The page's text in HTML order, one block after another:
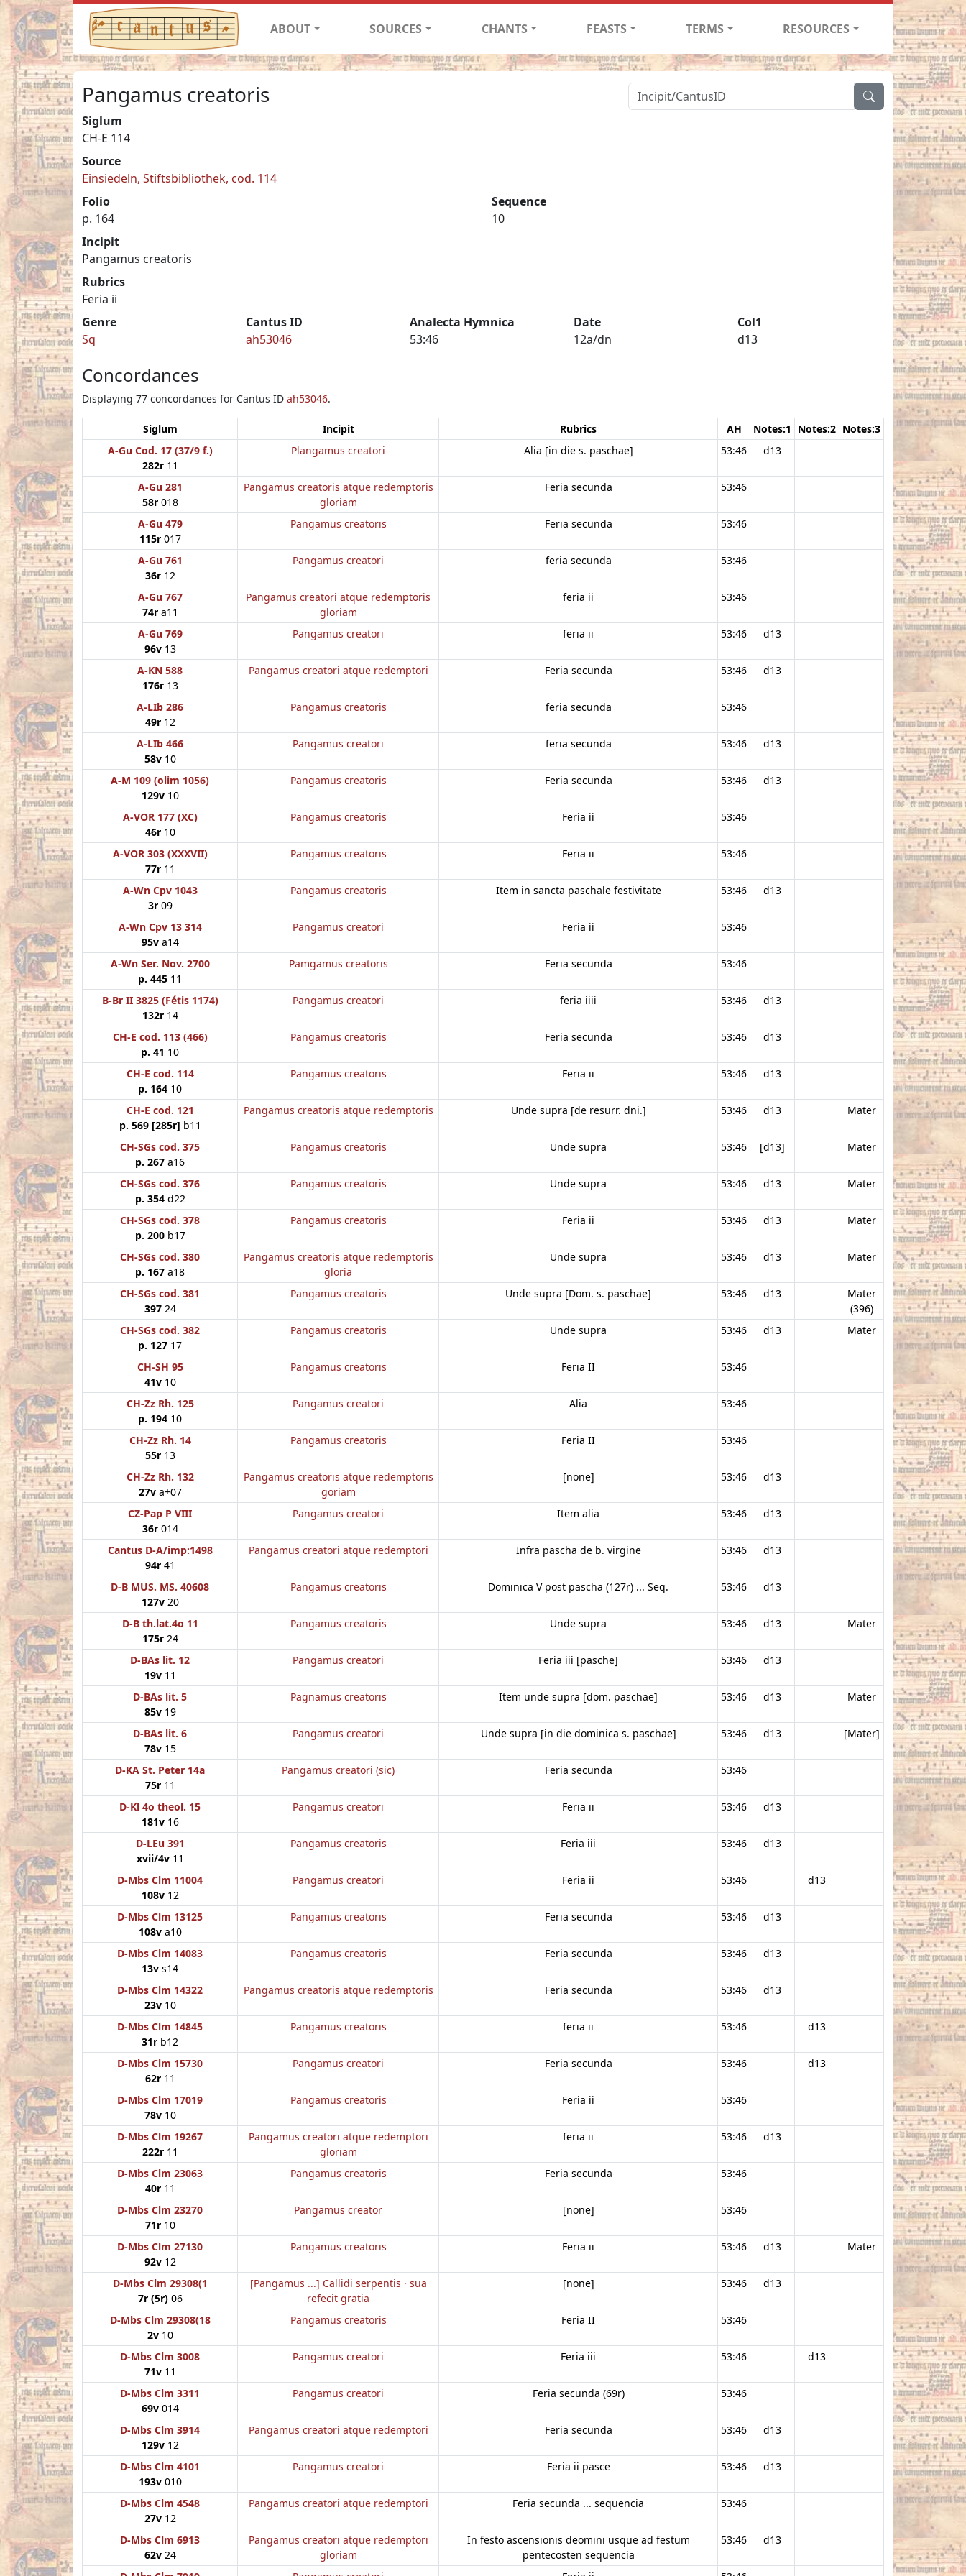
ABOUT SOURCES CHANTS FEASTS TERMS RESOURCES
Pangamus creatoris
Siglum
CH-E 114
Source
Einsiedeln, Stiftsbibliothek, cod. 114
Folio
p. 164
Sequence
10
Incipit
Pangamus creatoris
Rubrics
Feria ii
Genre
Sq
Cantus ID
ah53046
Analecta Hymnica
53:46
Date
12a/dn
Col1
d13
Concordances
Displaying 77 concordances for Cantus ID ah53046.
Siglum Incipit Rubrics AH Notes:1 Notes:2 Notes:3
A-Gu Cod. 17 (37/9 f.)
282r11
Plangamus creatori Alia [in die s. paschae] 53:46 d13
A-Gu 281
58r018
Pangamus creatoris atque redemptoris
gloriam
Feria secunda 53:46
A-Gu 479
115r017
Pangamus creatoris Feria secunda 53:46
A-Gu 761
36r12
Pangamus creatori feria secunda 53:46
A-Gu 767
74ra11
Pangamus creatori atque redemptoris
gloriam
feria ii 53:46
A-Gu 769
96v13
Pangamus creatori feria ii 53:46 d13
A-KN 588
176r13
Pangamus creatori atque redemptori Feria secunda 53:46 d13
A-LIb 286
49r12
Pangamus creatoris feria secunda 53:46
A-LIb 466
58v10
Pangamus creatori feria secunda 53:46 d13
A-M 109 (olim 1056)
129v10
Pangamus creatoris Feria secunda 53:46 d13
A-VOR 177 (XC)
46r10
Pangamus creatoris Feria ii 53:46
A-VOR 303 (XXXVII)
77r11
Pangamus creatoris Feria ii 53:46
A-Wn Cpv 1043
3r09
Pangamus creatoris Item in sancta paschale festivitate 53:46 d13
A-Wn Cpv 13 314
95va14
Pangamus creatori Feria ii 53:46
A-Wn Ser. Nov. 2700
p. 445 11
Pamgamus creatoris Feria secunda 53:46
B-Br II 3825 (Fétis 1174)
132r14
Pangamus creatori feria iiii 53:46 d13
CH-E cod. 113 (466)
p. 41 10
Pangamus creatoris Feria secunda 53:46 d13
CH-E cod. 114
p. 164 10
Pangamus creatoris Feria ii 53:46 d13
CH-E cod. 121
p. 569 [285r] b11
Pangamus creatoris atque redemptoris Unde supra [de resurr. dni.] 53:46 d13 Mater
CH-SGs cod. 375
p. 267 a16
Pangamus creatoris Unde supra 53:46 [d13] Mater
CH-SGs cod. 376
p. 354d22
Pangamus creatoris Unde supra 53:46 d13 Mater
CH-SGs cod. 378
p. 200b17
Pangamus creatoris Feria ii 53:46 d13 Mater
CH-SGs cod. 380
p. 167 a18
Pangamus creatoris atque redemptoris
gloria
Unde supra 53:46 d13 Mater
CH-SGs cod. 381
39724
Pangamus creatoris Unde supra [Dom. s. paschae] 53:46 d13
Mater
(396)
CH-SGs cod. 382
p. 127 17
Pangamus creatoris Unde supra 53:46 d13 Mater
CH-SH 95
41v10
Pangamus creatoris Feria II 53:46
CH-Zz Rh. 125
p. 194 10
Pangamus creatori Alia 53:46
CH-Zz Rh. 14
55r13
Pangamus creatoris Feria II 53:46
CH-Zz Rh. 132
27va+07
Pangamus creatoris atque redemptoris
goriam
[none] 53:46 d13
CZ-Pap P VIII
36r014
Pangamus creatori Item alia 53:46 d13
Cantus D-A/imp:1498
94r41
Pangamus creatori atque redemptori Infra pascha de b. virgine 53:46 d13
D-B MUS. MS. 40608
127v20
Pangamus creatoris Dominica V post pascha (127r) ... Seq. 53:46 d13
D-B th.lat.4o 11
175r24
Pangamus creatoris Unde supra 53:46 d13 Mater
D-BAs lit. 12
19v11
Pangamus creatori Feria iii [pasche] 53:46 d13
D-BAs lit. 5
85v19
Pagnamus creatoris Item unde supra [dom. paschae] 53:46 d13 Mater
D-BAs lit. 6
78v15
Pangamus creatori Unde supra [in die dominica s. paschae] 53:46 d13 [Mater]
D-KA St. Peter 14a
75r11
Pangamus creatori (sic) Feria secunda 53:46
D-Kl 4o theol. 15
181v16
Pangamus creatori Feria ii 53:46 d13
D-LEu 391
xvii/4v11
Pangamus creatoris Feria iii 53:46 d13
D-Mbs Clm 11004
108v12
Pangamus creatori Feria ii 53:46 d13
D-Mbs Clm 13125
108va10
Pangamus creatoris Feria secunda 53:46 d13
D-Mbs Clm 14083
13v s14
Pangamus creatoris Feria secunda 53:46 d13
D-Mbs Clm 14322
23v10
Pangamus creatoris atque redemptoris Feria secunda 53:46 d13
D-Mbs Clm 14845
31r b12
Pangamus creatoris feria ii 53:46 d13
D-Mbs Clm 15730
62r11
Pangamus creatori Feria secunda 53:46 d13
D-Mbs Clm 17019
78v10
Pangamus creatoris Feria ii 53:46
D-Mbs Clm 19267
222r11
Pangamus creatori atque redemptori
gloriam
feria ii 53:46 d13
D-Mbs Clm 23063
40r11
Pangamus creatoris Feria secunda 53:46
D-Mbs Clm 23270
71r10
Pangamus creator [none] 53:46
D-Mbs Clm 27130
92v12
Pangamus creatoris Feria ii 53:46 d13 Mater
D-Mbs Clm 29308(1
7r (5r)06
[Pangamus ...] Callidi serpentis · sua
refecit gratia
[none] 53:46 d13
D-Mbs Clm 29308(18
2v10
Pangamus creatoris Feria II 53:46
D-Mbs Clm 3008
71v11
Pangamus creatori Feria iii 53:46 d13
D-Mbs Clm 3311
69v014
Pangamus creatori Feria secunda (69r) 53:46
D-Mbs Clm 3914
129v12
Pangamus creatori atque redemptori Feria secunda 53:46 d13
D-Mbs Clm 4101
193v010
Pangamus creatori Feria ii pasce 53:46 d13
D-Mbs Clm 4548
27v12
Pangamus creatori atque redemptori Feria secunda ... sequencia 53:46
D-Mbs Clm 6913
62v24
Pangamus creatori atque redemptori
gloriam
In festo ascensionis deomini usque ad festum
pentecosten sequencia
53:46 d13